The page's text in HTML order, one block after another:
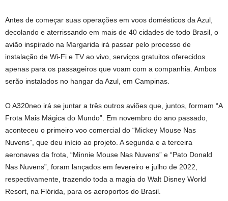
Antes de começar suas operações em voos domésticos da Azul,
decolando e aterrissando em mais de 40 cidades de todo Brasil, o
avião inspirado na Margarida irá passar pelo processo de
instalação de Wi-Fi e TV ao vivo, serviços gratuitos oferecidos
apenas para os passageiros que voam com a companhia. Ambos
serão instalados no hangar da Azul, em Campinas.
O A320neo irá se juntar a três outros aviões que, juntos, formam “A
Frota Mais Mágica do Mundo”. Em novembro do ano passado,
aconteceu o primeiro voo comercial do “Mickey Mouse Nas
Nuvens”, que deu início ao projeto. A segunda e a terceira
aeronaves da frota, “Minnie Mouse Nas Nuvens” e “Pato Donald
Nas Nuvens”, foram lançados em fevereiro e julho de 2022,
respectivamente, trazendo toda a magia do Walt Disney World
Resort, na Flórida, para os aeroportos do Brasil.